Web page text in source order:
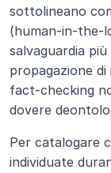
sottolineano
(human-in-the-
salvaguardia
propagazione
fact-checking
dovere
Per catalogare
individuate